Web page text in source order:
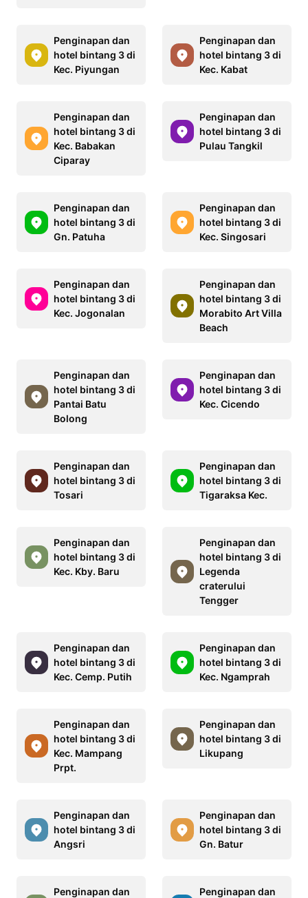
Penginapan dan
hotel bintang 3 di
Kec. Piyungan
Penginapan dan
hotel bintang 3 di
Kec. Kabat
Penginapan dan
hotel bintang 3 di
Kec. Babakan
Ciparay
Penginapan dan
hotel bintang 3 di
Pulau Tangkil
Penginapan dan
hotel bintang 3 di
Gn. Patuha
Penginapan dan
hotel bintang 3 di
Kec. Singosari
Penginapan dan
hotel bintang 3 di
Kec. Jogonalan
Penginapan dan
hotel bintang 3 di
Morabito Art Villa
Beach
Penginapan dan
hotel bintang 3 di
Pantai Batu
Bolong
Penginapan dan
hotel bintang 3 di
Kec. Cicendo
Penginapan dan
hotel bintang 3 di
Tosari
Penginapan dan
hotel bintang 3 di
Tigaraksa Kec.
Penginapan dan
hotel bintang 3 di
Kec. Kby. Baru
Penginapan dan
hotel bintang 3 di
Legenda
craterului
Tengger
Penginapan dan
hotel bintang 3 di
Kec. Cemp. Putih
Penginapan dan
hotel bintang 3 di
Kec. Ngamprah
Penginapan dan
hotel bintang 3 di
Kec. Mampang
Prpt.
Penginapan dan
hotel bintang 3 di
Likupang
Penginapan dan
hotel bintang 3 di
Angsri
Penginapan dan
hotel bintang 3 di
Gn. Batur
Penginapan dan Penginapan dan